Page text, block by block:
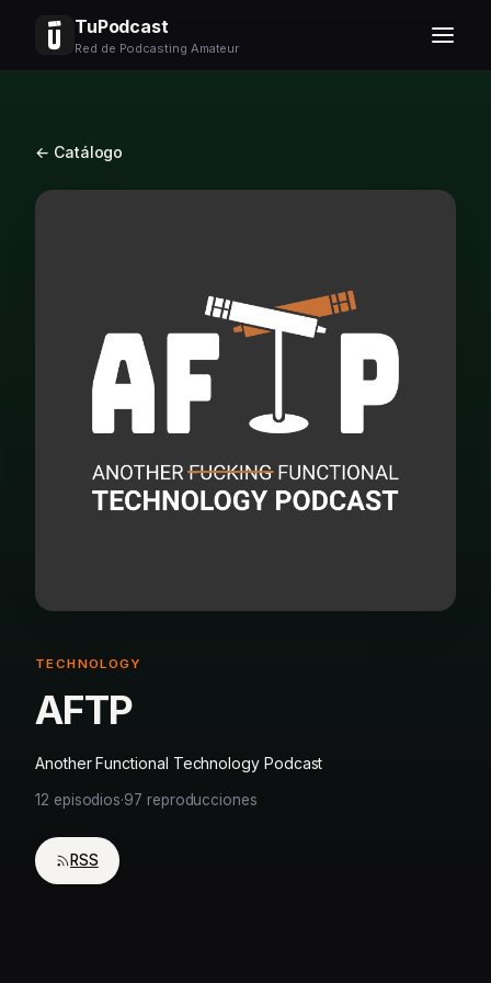
TuPodcast
Red de Podcasting Amateur
← Catálogo
TECHNOLOGY
AFTP
Another Functional Technology Podcast
12 episodios·97 reproducciones
RSS